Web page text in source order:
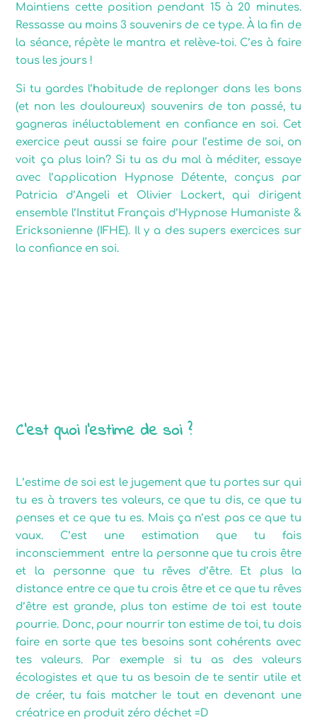
Maintiens cette position pendant 15 à 20 minutes.
Ressasse au moins 3 souvenirs de ce type. À la fin de
la séance, répète le mantra et relève-toi. C’es à faire
tous les jours !
Si tu gardes l’habitude de replonger dans les bons
(et non les douloureux) souvenirs de ton passé, tu
gagneras inéluctablement en confiance en soi. Cet
exercice peut aussi se faire pour l’estime de soi, on
voit ça plus loin? Si tu as du mal à méditer, essaye
avec l’application Hypnose Détente, conçus par
Patricia d’Angeli et Olivier Lockert, qui dirigent
ensemble l’Institut Français d’Hypnose Humaniste &
Ericksonienne (IFHE). Il y a des supers exercices sur
la confiance en soi.
C’est quoi l’estime de soi ?
L’estime de soi est le jugement que tu portes sur qui
tu es à travers tes valeurs, ce que tu dis, ce que tu
penses et ce que tu es. Mais ça n’est pas ce que tu
vaux. C’est une estimation que tu fais
inconsciemment entre la personne que tu crois être
et la personne que tu rêves d’être. Et plus la
distance entre ce que tu crois être et ce que tu rêves
d’être est grande, plus ton estime de toi est toute
pourrie. Donc, pour nourrir ton estime de toi, tu dois
faire en sorte que tes besoins sont cohérents avec
tes valeurs. Par exemple si tu as des valeurs
écologistes et que tu as besoin de te sentir utile et
de créer, tu fais matcher le tout en devenant une
créatrice en produit zéro déchet =D